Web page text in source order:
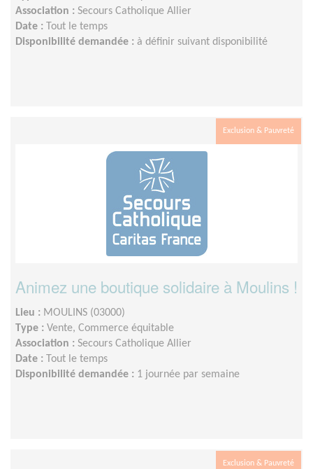
Association : Secours Catholique Allier
Date : Tout le temps
Disponibilité demandée : à définir suivant disponibilité
Exclusion & Pauvreté
Animez une boutique solidaire à Moulins !
Lieu : MOULINS (03000)
Type : Vente, Commerce équitable
Association : Secours Catholique Allier
Date : Tout le temps
Disponibilité demandée : 1 journée par semaine
Exclusion & Pauvreté